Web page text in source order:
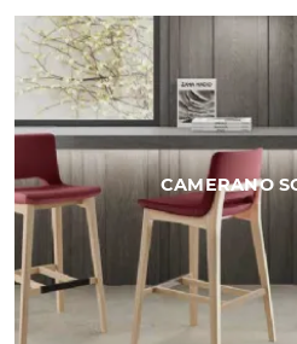
CAMERANO